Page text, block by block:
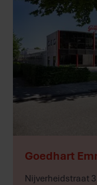
Goedhart
Nijverheidstraat